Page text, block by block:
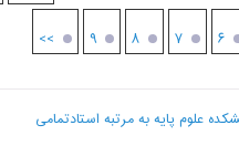
۶ ۷ ۸ ۹ >>
علوم پایه به مرتبه استادتمامی